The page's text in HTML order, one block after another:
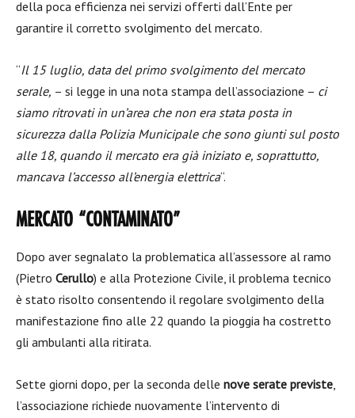
della poca efficienza nei servizi offerti dall’Ente per
garantire il corretto svolgimento del mercato.
“Il 15 luglio, data del primo svolgimento del mercato
serale, – si legge in una nota stampa dell’associazione – ci
siamo ritrovati in un’area che non era stata posta in
sicurezza dalla Polizia Municipale che sono giunti sul posto
alle 18, quando il mercato era già iniziato e, soprattutto,
mancava l’accesso all’energia elettrica“.
MERCATO “CONTAMINATO”
Dopo aver segnalato la problematica all’assessore al ramo
(Pietro Cerullo) e alla Protezione Civile, il problema tecnico
è stato risolto consentendo il regolare svolgimento della
manifestazione fino alle 22 quando la pioggia ha costretto
gli ambulanti alla ritirata.
Sette giorni dopo, per la seconda delle nove serate previste,
l’associazione richiede nuovamente l’intervento di